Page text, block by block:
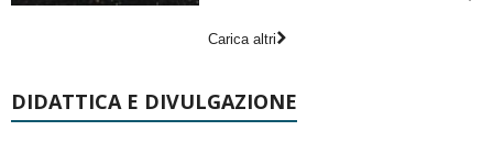
Carica altri
DIDATTICA E DIVULGAZIONE